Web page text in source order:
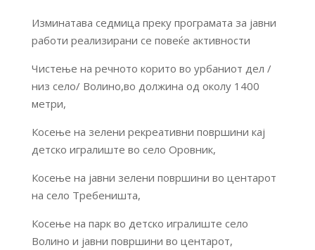
Изминатава седмица преку програмата за јавни
работи реализирани се повеќе активности
Чистење на речното корито во урбаниот дел /
низ село/ Волино,во должина од околу 1400
метри,
Косење на зелени рекреативни површини кај
детско игралиште во село Оровник,
Косење на јавни зелени површини во центарот
на село Требеништа,
Косење на парк во детско игралиште село
Волино и јавни површини во центарот,